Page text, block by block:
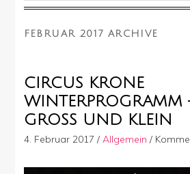
FEBRUAR 2017 ARCHIVE
CIRCUS KRONE
WINTERPROGRAMM
GROSS UND KLEIN
4. Februar 2017 / Allgemein /